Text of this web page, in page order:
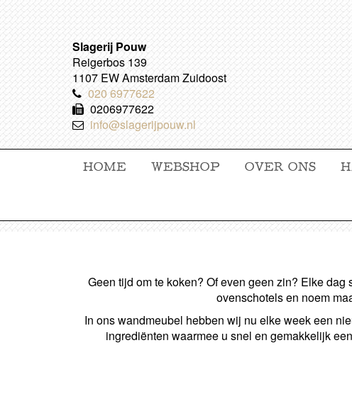
Slagerij Pouw
Reigerbos 139
1107 EW Amsterdam Zuidoost
020 6977622
0206977622
info@slagerijpouw.nl
HOME WEBSHOP OVER ONS
Geen tijd om te koken? Of even geen zin? Elke
ovenschotels en noem
In ons wandmeubel hebben wij nu elke week een
ingrediënten waarmee u snel en gemakkelijk